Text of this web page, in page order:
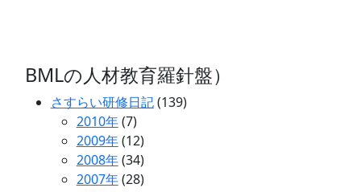
BMLの人材教育羅針盤）
さすらい研修日記(139)
2010年(7)
2009年(12)
2008年(34)
2007年(28)